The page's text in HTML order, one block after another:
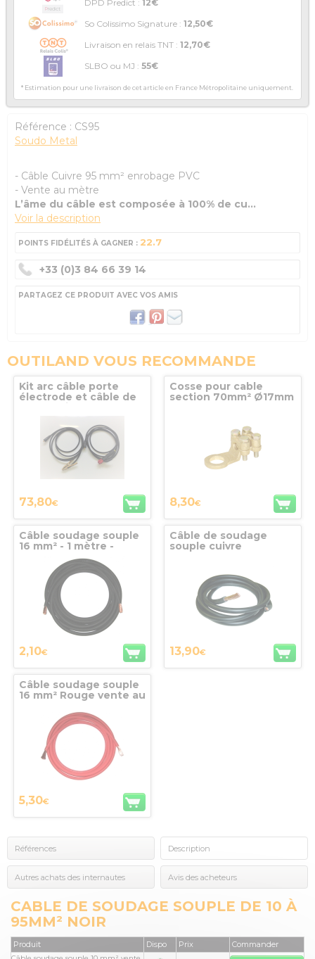
DPD Predict : 12€
So Colissimo Signature : 12,50€
Livraison en relais TNT : 12,70€
SLBO ou MJ : 55€
* Estimation pour une livraison de cet article en France Métropolitaine uniquement.
Référence : CS95
Soudo Metal
- Câble Cuivre 95 mm² enrobage PVC
- Vente au mètre
L’âme du câble est composée à 100% de cu...
Voir la description
POINTS FIDÉLITÉS À GAGNER : 22.7
+33 (0)3 84 66 39 14
PARTAGEZ CE PRODUIT AVEC VOS AMIS
OUTILAND VOUS RECOMMANDE
Kit arc câble porte
électrode et câble de
masse laiton 25mm²
73,80€
Cosse pour cable
section 70mm² Ø17mm
8,30€
Câble soudage souple
16 mm² - 1 mètre -
2,10€
Câble de soudage
souple cuivre
13,90€
Câble soudage souple
16 mm² Rouge vente au
5,30€
Références Description
Autres achats des internautes Avis des acheteurs
CABLE DE SOUDAGE SOUPLE DE 10 À
95MM² NOIR
Produit Dispo Prix Commander